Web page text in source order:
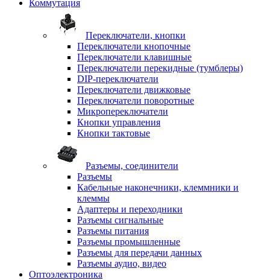
Коммутация
Переключатели, кнопки
Переключатели кнопочные
Переключатели клавишные
Переключатели перекидные (тумблеры)
DIP-переключатели
Переключатели движковые
Переключатели поворотные
Микропереключатели
Кнопки управления
Кнопки тактовые
Разъемы, соединители
Разъемы
Кабельные наконечники, клеммники и
клеммы
Адаптеры и переходники
Разъемы сигнальные
Разъемы питания
Разъемы промышленные
Разъемы для передачи данных
Разъемы аудио, видео
Оптоэлектроника